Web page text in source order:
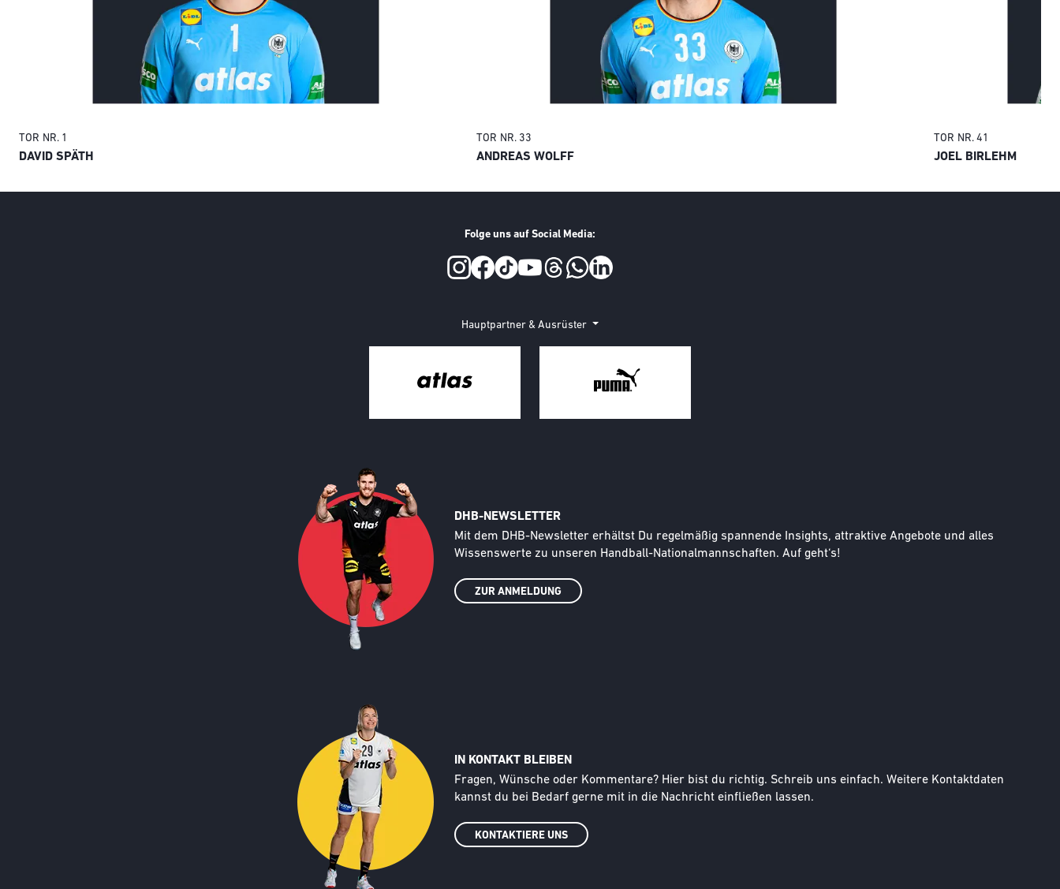
TOR NR. 1
DAVID SPÄTH
TOR NR. 33
ANDREAS WOLFF
TOR NR. 41
JOEL BIRLEHM
Folge uns auf Social Media:
Hauptpartner & Ausrüster
DHB-NEWSLETTER
Text
Mit dem DHB-Newsletter erhältst Du regelmäßig spannende Insights, attraktive Angebote und alles
Wissenswerte zu unseren Handball-Nationalmannschaften. Auf geht‘s!
ZUR ANMELDUNG
IN KONTAKT BLEIBEN
Text
Fragen, Wünsche oder Kommentare? Hier bist du richtig. Schreib uns einfach. Weitere Kontaktdaten
kannst du bei Bedarf gerne mit in die Nachricht einfließen lassen.
KONTAKTIERE UNS